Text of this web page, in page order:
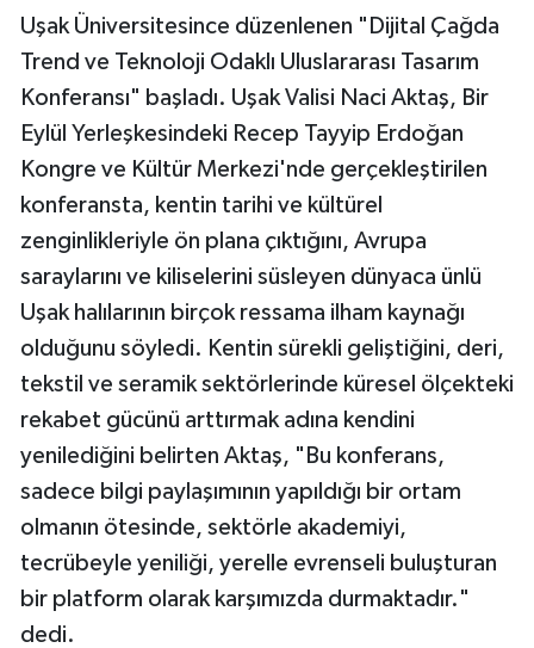
Uşak Üniversitesince düzenlenen "Dijital Çağda
Trend ve Teknoloji Odaklı Uluslararası Tasarım
Konferansı" başladı. Uşak Valisi Naci Aktaş, Bir
Eylül Yerleşkesindeki Recep Tayyip Erdoğan
Kongre ve Kültür Merkezi'nde gerçekleştirilen
konferansta, kentin tarihi ve kültürel
zenginlikleriyle ön plana çıktığını, Avrupa
saraylarını ve kiliselerini süsleyen dünyaca ünlü
Uşak halılarının birçok ressama ilham kaynağı
olduğunu söyledi. Kentin sürekli geliştiğini, deri,
tekstil ve seramik sektörlerinde küresel ölçekteki
rekabet gücünü arttırmak adına kendini
yenilediğini belirten Aktaş, "Bu konferans,
sadece bilgi paylaşımının yapıldığı bir ortam
olmanın ötesinde, sektörle akademiyi,
tecrübeyle yeniliği, yerelle evrenseli buluşturan
bir platform olarak karşımızda durmaktadır."
dedi.